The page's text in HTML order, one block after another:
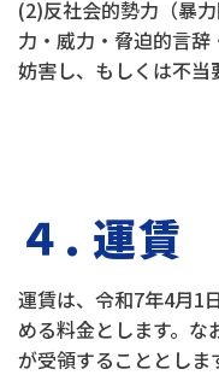
(2)反社会的勢力（暴
力・威力・脅迫的言
妨害し、もしくは不
４. 運賃
運賃は、令和7年4月1
める料金とします。
が受領することとしま